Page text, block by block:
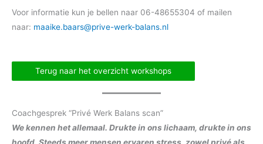
Voor informatie kun je bellen naar 06-48655304 of mailen
naar: maaike.baars@prive-werk-balans.nl
Terug naar het overzicht workshops
Coachgesprek “Privé Werk Balans scan”
We kennen het allemaal. Drukte in ons lichaam, drukte in ons